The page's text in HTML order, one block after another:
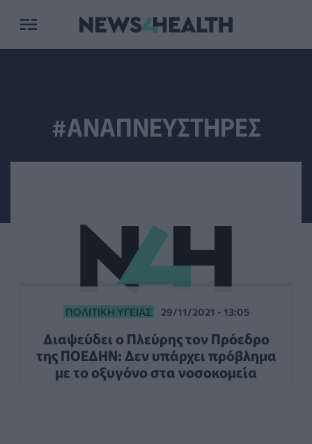
#ΑΝΑΠΝΕΥΣΤΗΡΕΣ
ΠΟΛΙΤΙΚΉ ΥΓΕΊΑΣ 29/11/2021 - 13:05
Διαψεύδει ο Πλεύρης τον Πρόεδρο
της ΠΟΕΔΗΝ: Δεν υπάρχει πρόβλημα
με το οξυγόνο στα νοσοκομεία